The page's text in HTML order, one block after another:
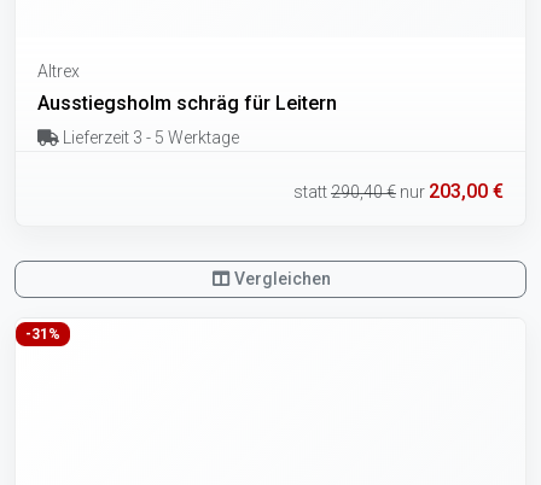
Altrex
Ausstiegsholm schräg für Leitern
Lieferzeit 3 - 5 Werktage
statt290,40 € nur 203,00 €
Vergleichen
-31%